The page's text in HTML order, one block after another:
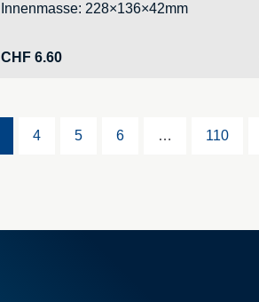
Innenmasse: 228×136×42mm
CHF6.60
4 5 6 … 110